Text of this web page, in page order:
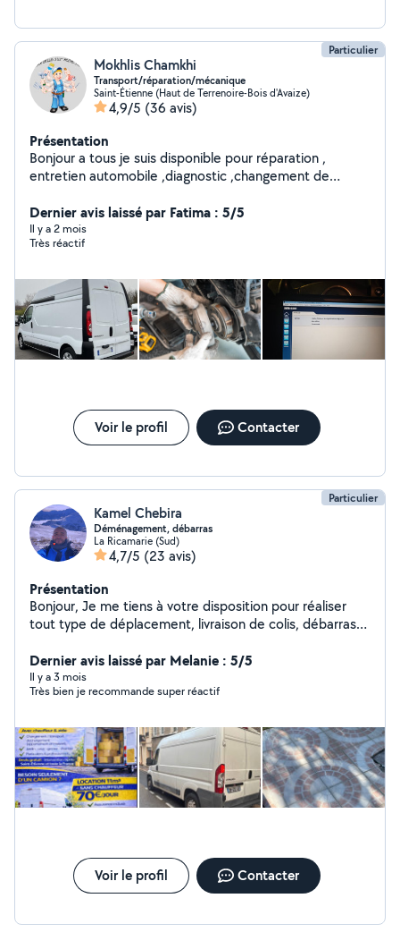
Particulier
Mokhlis Chamkhi
Transport/réparation/mécanique
Saint-Étienne (Haut de Terrenoire-Bois d'Avaize)
4,9/5 (36 avis)
Présentation
Bonjour a tous je suis disponible pour réparation ,
entretien automobile ,diagnostic ,changement de
fourgon et nettoyage maison et fin de chantier
N'hésitez pas a demander.
Dernier avis laissé par Fatima : 5/5
Il y a 2 mois
Très réactif
Voir le profil Contacter
Particulier
Kamel Chebira
Déménagement, débarras
La Ricamarie (Sud)
4,7/5 (23 avis)
Présentation
Bonjour, Je me tiens à votre disposition pour réaliser
tout type de déplacement, livraison de colis, débarras
petit bricolage. À bientôt
Dernier avis laissé par Melanie : 5/5
Il y a 3 mois
Très bien je recommande super réactif
Voir le profil Contacter